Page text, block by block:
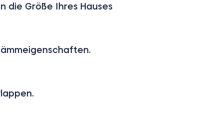
die Größe Ihres Hauses